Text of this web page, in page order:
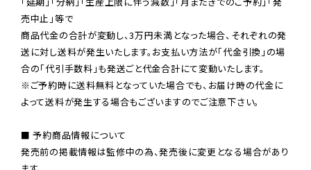
売中止」等で
商品代金の合計が変動し、3万円未満となった場合、それぞれの発
送に対し送料が発生いたします。お支払い方法が「代金引換」の場
※ご予約時に送料無料となっていた場合でも、お届け時の代金に
よって送料が発生する場合もございますのでご注意下さい。
■ 予約商品情報について
発売前の掲載情報は監修中の為、発売後に変更となる場合があり